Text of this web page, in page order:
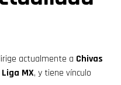
actualmente a Chivas
Liga MX, y tiene vínculo